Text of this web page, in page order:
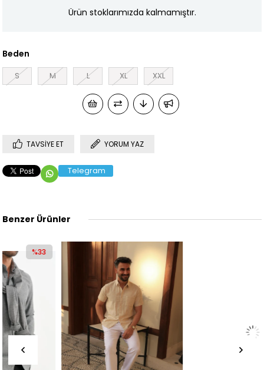
Ürün stoklarımızda kalmamıştır.
Beden
S M L XL XXL
TAVSIYE ET YORUM YAZ
Telegram
Benzer Ürünler